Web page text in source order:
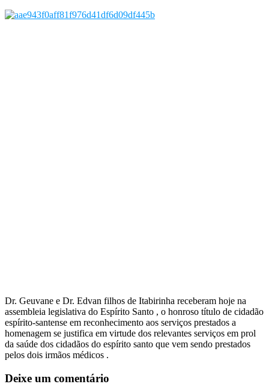
Dr. Geuvane e Dr. Edvan filhos de Itabirinha receberam hoje na
assembleia legislativa do Espírito Santo , o honroso título de cidadão
espírito-santense em reconhecimento aos serviços prestados a
homenagem se justifica em virtude dos relevantes serviços em prol
da saúde dos cidadãos do espírito santo que vem sendo prestados
pelos dois irmãos médicos .
Deixe um comentário